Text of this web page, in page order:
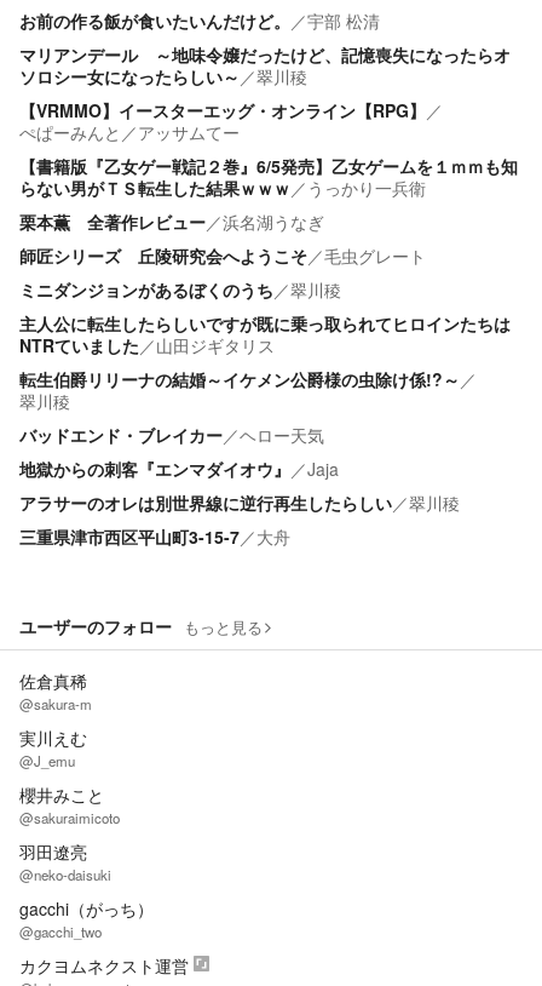
お前の作る飯が食いたいんだけど。 ／宇部 松清
マリアンデール ～地味令嬢だったけど、記憶喪失になったらオ
ソロシー女になったらしい～ ／翠川稜
【VRMMO】イースターエッグ・オンライン【RPG】 ／
ぺぱーみんと／アッサムてー
【書籍版『乙女ゲー戦記２巻』6/5発売】乙女ゲームを１ｍｍも知
らない男がＴＳ転生した結果ｗｗｗ ／ うっかり一兵衛
栗本薫 全著作レビュー／浜名湖うなぎ
師匠シリーズ 丘陵研究会へようこそ／毛虫グレート
ミニダンジョンがあるぼくのうち／翠川稜
主人公に転生したらしいですが既に乗っ取られてヒロインたちは
NTRていました／山田ジギタリス
転生伯爵リリーナの結婚～イケメン公爵様の虫除け係!?～ ／
翠川稜
バッドエンド・ブレイカー／ヘロー天気
地獄からの刺客『エンマダイオウ』 ／Jaja
アラサーのオレは別世界線に逆行再生したらしい／翠川稜
三重県津市西区平山町3-15-7／大舟
ユーザーのフォロー もっと見る
佐倉真稀
@sakura-m
実川えむ
@J_emu
櫻井みこと
@sakuraimicoto
羽田遼亮
@neko-daisuki
gacchi（がっち）
@gacchi_two
カクヨムネクスト運営